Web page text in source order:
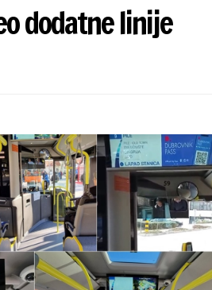
dodatne linije